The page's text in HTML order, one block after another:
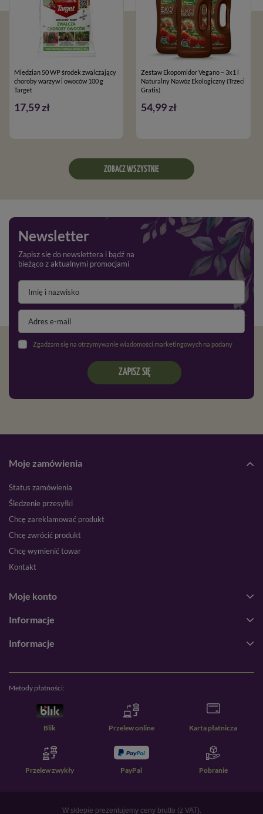
Miedzian 50 WP środek zwalczający
choroby warzyw i owoców 100 g
Target
17,59 zł
Zestaw Ekopomidor Vegano – 3x1 l
Naturalny Nawóz Ekologiczny (Trzeci
Gratis)
54,99 zł
ZOBACZ WSZYSTKIE
Newsletter
Zapisz się do newslettera i bądź na
bieżąco z aktualnymi promocjami
Zgadzam się na otrzymywanie wiadomości marketingowych na podany adres e-mail oraz przetwarzanie danych osobowych zgodnie z
ZAPISZ SIĘ
Moje zamówienia
Status zamówienia
Śledzenie przesyłki
Chcę zareklamować produkt
Chcę zwrócić produkt
Chcę wymienić towar
Kontakt
Moje konto
Informacje
Informacje
Metody płatności:
Blik Przelew online Karta płatnicza
Przelew zwykły PayPal Pobranie
W sklepie prezentujemy ceny brutto (z VAT).